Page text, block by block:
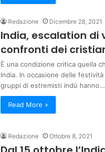
Redazione Dicembre 28, 2021
India, escalation di
confronti dei
È una condizione critica quella
India. In occasione delle
gruppi di estremisti indù hanno…
Read More »
Redazione Ottobre 8, 2021